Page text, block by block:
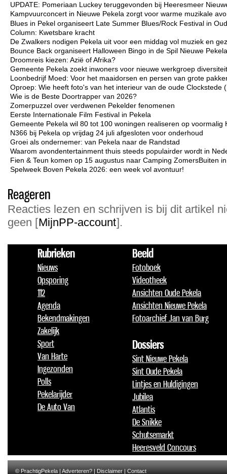
UPDATE: Pomeriaan Luckey teruggevonden bij Heeresmeer
Kampvuurconcert in Nieuwe Pekela zorgt voor warme muzikale
Blues in Pekel organiseert Late Summer Blues/Rock Festival in
Column: Kwetsbare kracht
De Zwalkers nodigen Pekela uit voor een middag vol muziek en
Bounce Back organiseert Halloween Bingo in de Spil Nieuwe Pekela
Droomreis kiezen: Azië of Afrika?
Gemeente Pekela zoekt inwoners voor nieuwe werkgroep
Loonbedrijf Moed: Voor het maaidorsen en persen van grote
Oproep: Wie heeft foto's van het interieur van de oude Clockstede
Wie is de Beste Doortrapper van 2026?
Zomerpuzzel over verdwenen Pekelder fenomenen
Eerste Internationale Film Festival in Pekela
Gemeente Pekela wil 80 tot 100 woningen realiseren op voormalig
N366 bij Pekela op vrijdag 24 juli afgesloten voor onderhoud
Groei als ondernemer: van Pekela naar de Randstad
Waarom avondentertainment thuis steeds populairder wordt in
Fien & Teun komen op 15 augustus naar Camping ZomersBuiten
Spelweek Boven Pekela 2026: een week vol avontuur!
Reageren
Reacties lezen en schrijven is bij dit artikel
geen [MijnPP-account].
Rubrieken
Nieuws
Opsporing
112
Agenda
Bekendmakingen
Zakelijk
Sport
Van Harte
Ingezonden
Polls
Pekelarijder
De Auto Van
Beeld
Fotoboek
Videotheek
Ansichten Oude Pekela
Ansichten Nieuwe Pekela
Fotoarchief Jan van Burg
Dossiers
Sint Nieuwe Pekela
Sint Oude Pekela
Lintjes en Huldigingen
Jubilea
Atlantis
De Snikke
Schutsemarkt
Heeresveld Concours
© PrachtigPekela |Adverteren?|Disclaimer|Contact